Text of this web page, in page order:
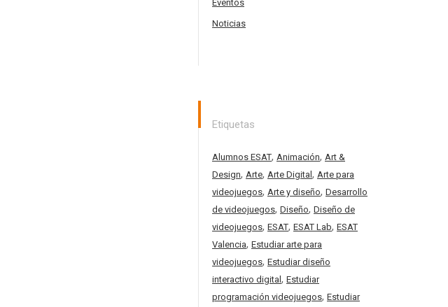
Eventos
Noticias
Etiquetas
Alumnos ESAT, Animación, Art &
Design, Arte, Arte Digital , Arte para
videojuegos, Arte y diseño, Desarrollo
de videojuegos, Diseño, Diseño de
videojuegos, ESAT, ESAT Lab, ESAT
Valencia, Estudiar arte para
videojuegos, Estudiar diseño
interactivo digital , Estudiar
programación videojuegos, Estudiar